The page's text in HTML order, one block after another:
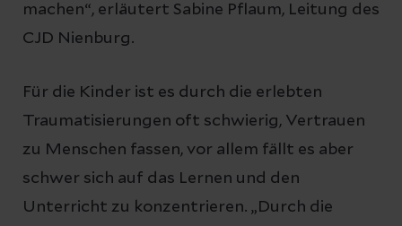
machen“, erläutert Sabine Pflaum, Leitung des
CJD Nienburg.
Für die Kinder ist es durch die erlebten
Traumatisierungen oft schwierig, Vertrauen
zu Menschen fassen, vor allem fällt es aber
schwer sich auf das Lernen und den
Unterricht zu konzentrieren. „Durch die